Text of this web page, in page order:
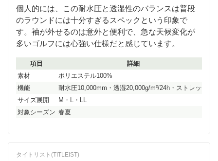
個人的には、この耐水圧と透湿性のバランスは普段
のラウンドには十分すぎるスペックという印象で
す。袖が外せるのは意外と便利で、急な天候変化が
多いゴルフには心強い仕様だと感じています。
項目
詳細
素材
ポリエステル100%
機能
耐水圧10,000mm・透湿20,000g/m²/24h・ストレッチ
サイズ展開
M・L・LL
対象シーズン 春夏
タイトリスト(TITLEIST)